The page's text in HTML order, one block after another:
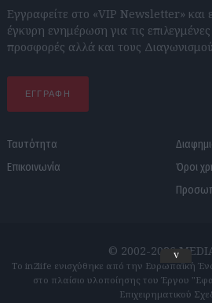
Εγγραφείτε στο «VIP Newsletter» και
έγκυρη ενημέρωση για τις επιλεγμένες
προσφορές αλλά και τους
ΕΓΓΡΑΦΗ
Ταυτότητα
Επικοινωνία
Όροι
© 2002-2026
Το in2life ενισχύθηκε από την Ευρωπαϊκή
στο πλαίσιο υλοποίησης του Έργου
Επιχειρηματικού
v